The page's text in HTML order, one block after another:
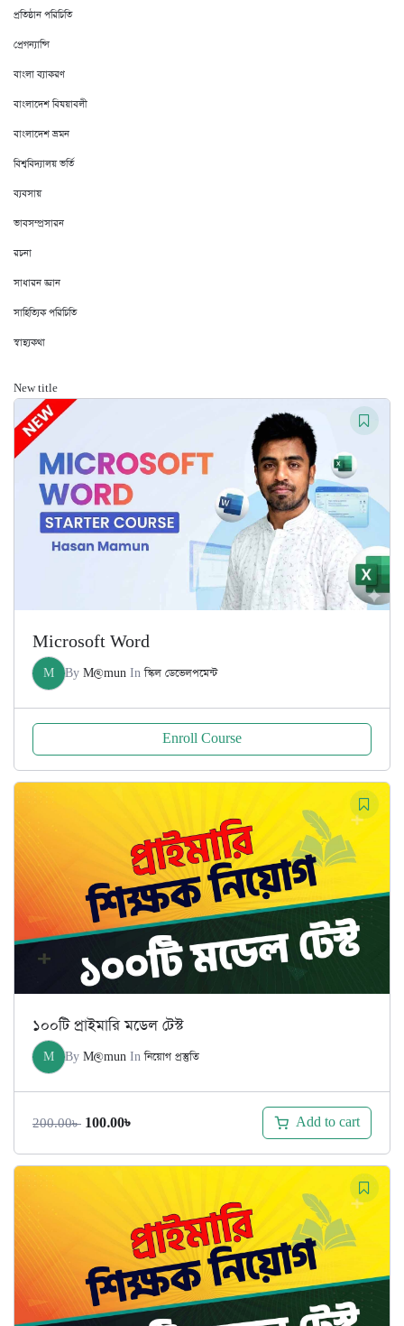
প্রতিষ্ঠান পরিচিতি
প্রেগন্যান্সি
বাংলা ব্যাকরণ
বাংলাদেশ বিষয়াবলী
বাংলাদেশ ভ্রমন
বিশ্ববিদ্যালয় ভর্তি
ব্যবসায়
ভাবসম্প্রসারন
রচনা
সাধারন জ্ঞান
সাহিত্যিক পরিচিতি
স্বাস্থ্যকথা
New title
Microsoft Word
M By M@mun Inস্কিল ডেভেলপমেন্ট
Enroll Course
১০০টি প্রাইমারি মডেল টেস্ট
M By M@mun Inনিয়োগ প্রস্তুতি
200.00৳ Original
was:
100.00৳
is:
Add to cart